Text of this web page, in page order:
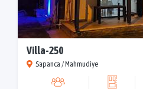
Villa-250
Sapanca / Mahmudiye